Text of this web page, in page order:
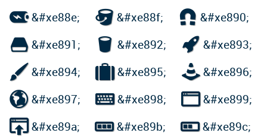
&#xe88e; &#xe88f;  &#xe890;
&#xe891;  &#xe892;  &#xe893;
&#xe894; &#xe895; &#xe896;
&#xe897; &#xe898; &#xe899;
 &#xe89a; &#xe89b; &#xe89c;